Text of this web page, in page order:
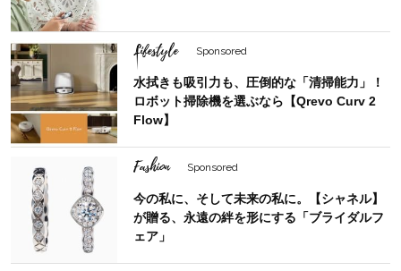
Lifestyle Sponsored
水拭きも吸引力も、圧倒的な「清掃能力」！
ロボット掃除機を選ぶなら【Qrevo Curv 2
Flow】
Fashion Sponsored
今の私に、そして未来の私に。【シャネル】
が贈る、永遠の絆を形にする「ブライダルフ
ェア」